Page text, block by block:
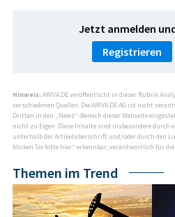
Jetzt anmelden
Registrieren
Hinweis:ARIVA.DE veröffentlicht in dieser Rubrik
verschiedenen Quellen. Die ARIVA.DE AG ist nicht
Dritten in den „News“-Bereich dieser Webseite
nicht zu Eigen. Diese Inhalte sind insbesondere durch
unterhalb der Artikelüberschrift und/oder durch den
klicken Sie bitte hier.“ erkennbar; verantwortlich für
Themen im Trend